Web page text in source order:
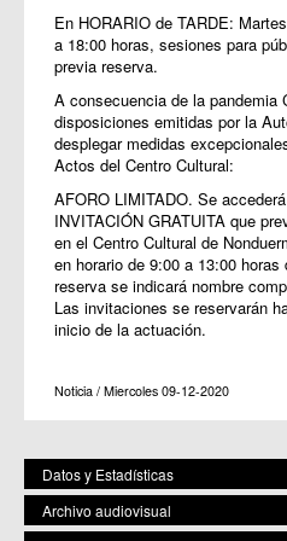
En HORARIO de TARDE:
a 18:00 horas, sesiones para
previa reserva.
A consecuencia de la pandemia
disposiciones emitidas por la
desplegar medidas
Actos del Centro Cultural:
AFORO LIMITADO. Se
INVITACIÓN GRATUITA que
en el Centro Cultural de
en horario de 9:00 a 13:00
reserva se indicará nombre
Las invitaciones se reservarán
inicio de la actuación.
Noticia / Miercoles 09-12-2020
Datos y Estadísticas
Archivo audiovisual